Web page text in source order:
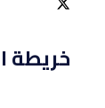
خريطة